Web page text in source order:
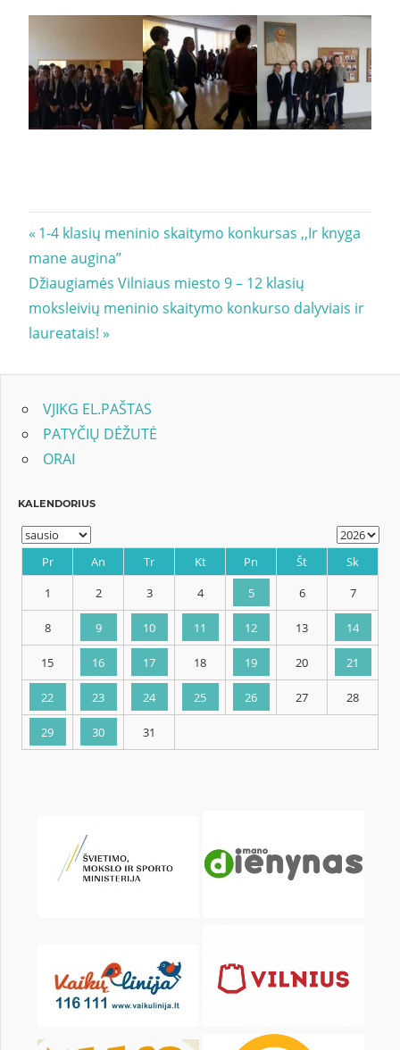
Navigacija
tarp
įrašų
Previous
Post:
1-4 klasių meninio skaitymo konkursas ,,Ir knyga
mane augina”
Next
Post:
Džiaugiamės Vilniaus miesto 9 – 12 klasių
moksleivių meninio skaitymo konkurso dalyviais ir
laureatais!
VJIKG EL.PAŠTAS
PATYČIŲ DĖŽUTĖ
ORAI
KALENDORIUS
Tr Kt